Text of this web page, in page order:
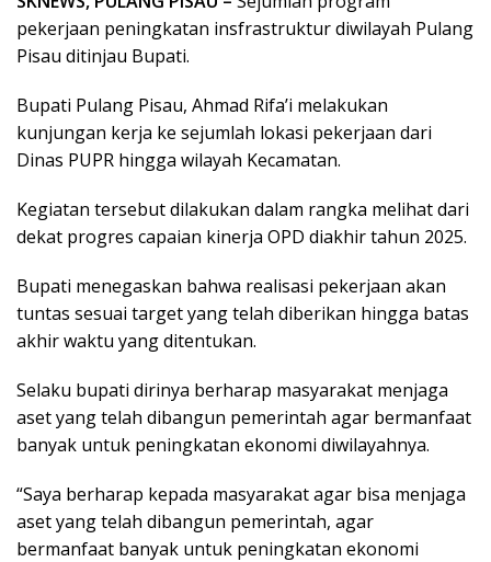
pekerjaan peningkatan insfrastruktur diwilayah Pulang
Pisau ditinjau Bupati.
Bupati Pulang Pisau, Ahmad Rifa’i melakukan
kunjungan kerja ke sejumlah lokasi pekerjaan dari
Dinas PUPR hingga wilayah Kecamatan.
Kegiatan tersebut dilakukan dalam rangka melihat dari
dekat progres capaian kinerja OPD diakhir tahun 2025.
Bupati menegaskan bahwa realisasi pekerjaan akan
tuntas sesuai target yang telah diberikan hingga batas
akhir waktu yang ditentukan.
Selaku bupati dirinya berharap masyarakat menjaga
aset yang telah dibangun pemerintah agar bermanfaat
banyak untuk peningkatan ekonomi diwilayahnya.
“Saya berharap kepada masyarakat agar bisa menjaga
aset yang telah dibangun pemerintah, agar
bermanfaat banyak untuk peningkatan ekonomi